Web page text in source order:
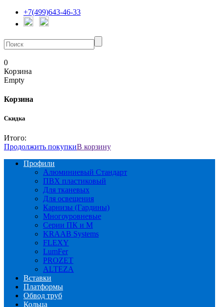
+7(499)643-46-33
0
Корзина
Empty
Корзина
Скидка
Итого:
Продолжить покупкиВ корзину
Профили
Алюминиевый Стандарт
ПВХ пластиковый
Для тканевых
Для освещения
Карнизы (Гардины)
Многоуровневые
Серии ПК и М
KRAAB Systems
FLEXY
LumFer
PROZET
ALTEZA
Вставки
Платформы
Обвод труб
Кольца